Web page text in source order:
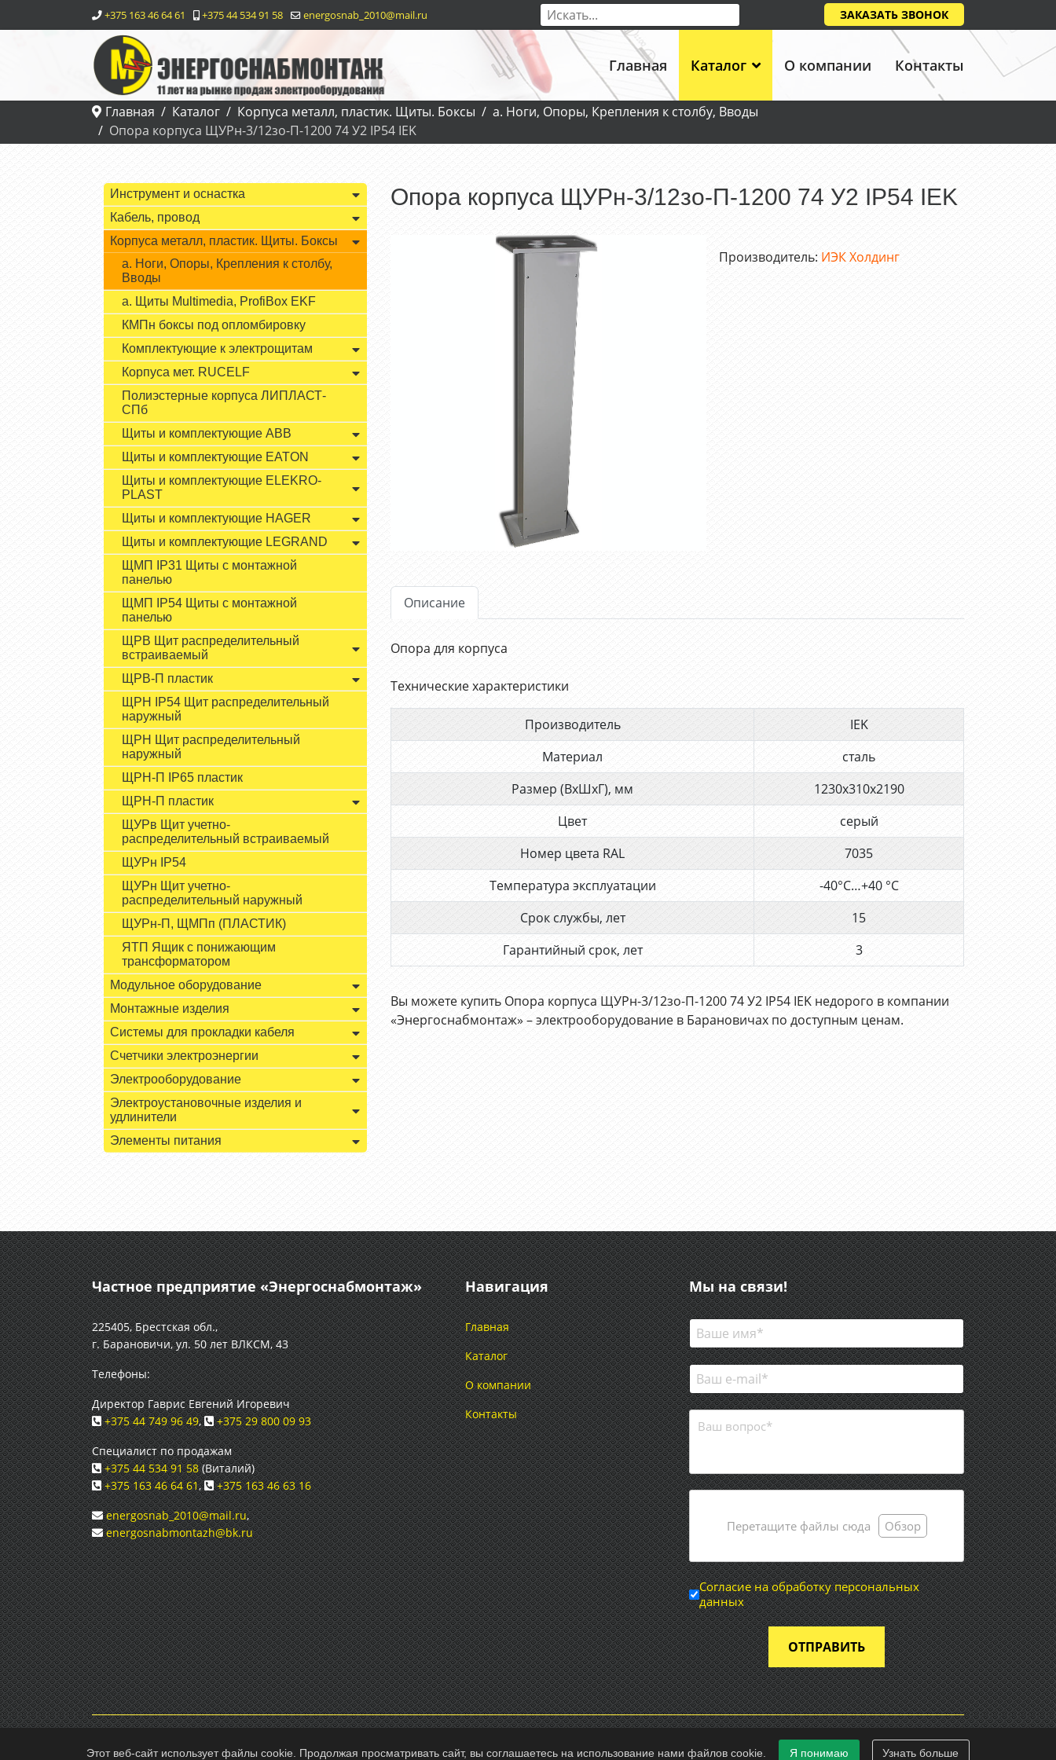
+375 163 46 64 61 +375 44 534 91 58 energosnab_2010@mail.ru ЗАКАЗАТЬ ЗВОНОК
Главная Каталог О компании Контакты
Главная Каталог Корпуса металл, пластик. Щиты. Боксы
а. Ноги, Опоры, Крепления к столбу, Вводы
Опора корпуса ЩУРн-3/12зо-П-1200 74 У2 IP54 IEK
Инструмент и оснастка
Кабель, провод
Корпуса металл, пластик. Щиты. Боксы
а. Ноги, Опоры, Крепления к столбу,
Вводы
а. Щиты Multimedia, ProfiBox EKF
КМПн боксы под опломбировку
Комплектующие к электрощитам
Корпуса мет. RUCELF
Полиэстерные корпуса ЛИПЛАСТ-
СПб
Щиты и комплектующие ABB
Щиты и комплектующие EATON
Щиты и комплектующие ELEKRO-
PLAST
Щиты и комплектующие HAGER
Щиты и комплектующие LEGRAND
ЩМП IP31 Щиты с монтажной
панелью
ЩМП IP54 Щиты с монтажной
панелью
ЩРВ Щит распределительный
встраиваемый
ЩРВ-П пластик
ЩРН IP54 Щит распределительный
наружный
ЩРН Щит распределительный
наружный
ЩРН-П IP65 пластик
ЩРН-П пластик
ЩУРв Щит учетно-
распределительный встраиваемый
ЩУРн IP54
ЩУРн Щит учетно-
распределительный наружный
ЩУРн-П, ЩМПп (ПЛАСТИК)
ЯТП Ящик с понижающим
трансформатором
Модульное оборудование
Монтажные изделия
Системы для прокладки кабеля
Счетчики электроэнергии
Электрооборудование
Электроустановочные изделия и
удлинители
Элементы питания
Опора корпуса ЩУРн-3/12зо-П-1200 74 У2 IP54 IEK
Производитель: ИЭК Холдинг
Описание
Опора для корпуса
Технические характеристики
Производитель
IEK
Материал
сталь
Размер (ВхШхГ), мм
1230х310х2190
Цвет
серый
Номер цвета RAL
7035
Температура эксплуатации
-40°C…+40 °C
Срок службы, лет
15
Гарантийный срок, лет
3
Вы можете купить Опора корпуса ЩУРн-3/12зо-П-1200 74 У2 IP54 IEK недорого в компании
«Энергоснабмонтаж» – электрооборудование в Барановичах по доступным ценам.
Частное предприятие «Энергоснабмонтаж»
225405, Брестская обл.,
г. Барановичи, ул. 50 лет ВЛКСМ, 43
Телефоны:
Директор Гаврис Евгений Игоревич
+375 44 749 96 49,
+375 29 800 09 93
Специалист по продажам
+375 44 534 91 58(Виталий)
+375 163 46 64 61,
+375 163 46 63 16
energosnab_2010@mail.ru,
energosnabmontazh@bk.ru
Навигация
Главная
Каталог
О компании
Контакты
Мы на связи!
Перетащите файлы сюда Обзор
Согласие на обработку персональных
данных
ОТПРАВИТЬ
© 2026 Частное предприятие «Энергоснабмонтаж»
Этот веб-сайт использует файлы cookie. Продолжая просматривать сайт, вы соглашаетесь на использование нами файлов cookie. Я понимаю Узнать больше